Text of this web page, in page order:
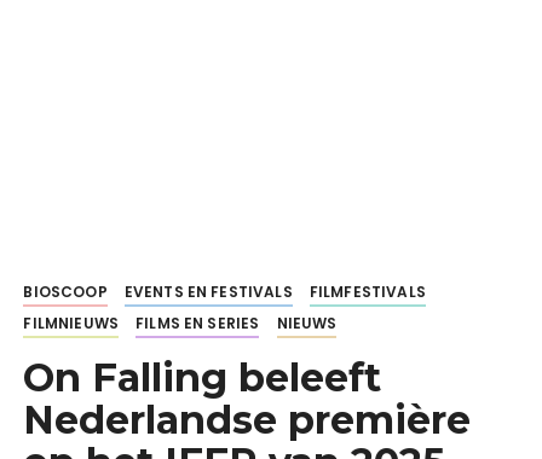
BIOSCOOP EVENTS EN FESTIVALS
FILMFESTIVALS
FILMNIEUWS
FILMS EN SERIES NIEUWS
On Falling beleeft
Nederlandse première